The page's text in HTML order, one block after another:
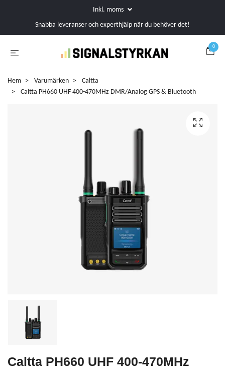
Inkl. moms
Snabba leveranser och experthjälp när du behöver det!
0
Hem Varumärken
Caltta
Caltta PH660 UHF 400-470MHz DMR/Analog GPS & Bluetooth
Caltta PH660 UHF 400-470MHz